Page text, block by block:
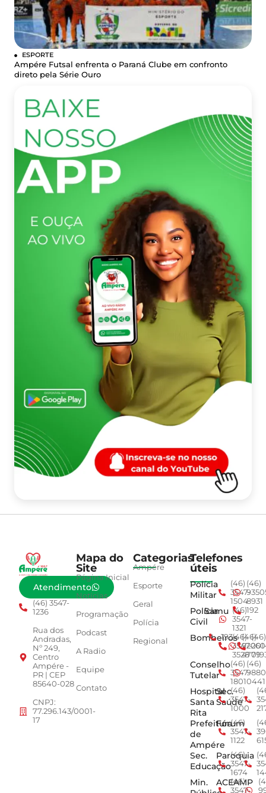
ESPORTE
Ampére Futsal enfrenta o Paraná Clube em confronto
direto pela Série Ouro
Atendimento
(46) 3547-
1236
Rua dos
Andradas,
Nº 249,
Centro
Ampére -
PR | CEP
85640-028
CNPJ:
77.296.143/0001-
17
Mapa do
Site
Página Inicial
Notícias
Programação
Podcast
A Radio
Equipe
Contato
Categorias
Ampére
Esporte
Geral
Polícia
Regional
Telefones
úteis
Polícia
Militar
(46)
3547-
1504
(46)
8931
Polícia
Civil
Samu (46)
3547-
1321
192
Bombeiros
193(46)
3547-
3528
(46)
4779
(46)
Conselho
Tutelar
(46)
3547-
1801
(46)
0441
Hospital
Santa
Rita
Sec.
Saúde
(46)
3547-
1000
Prefeitura
de
Ampére
Fórum
(46)
3547-
1122
Sec.
Educação
Paroquia
(46)
3547-
1674
Min.
ACEAMP
(46)
3547-